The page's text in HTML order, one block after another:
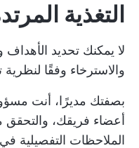
التغذية
لا يمكنك تحديد
والاسترخاء وفقًا لنظرية
بصفتك مديرًا، أنت
أعضاء فريقك،
الملاحظات